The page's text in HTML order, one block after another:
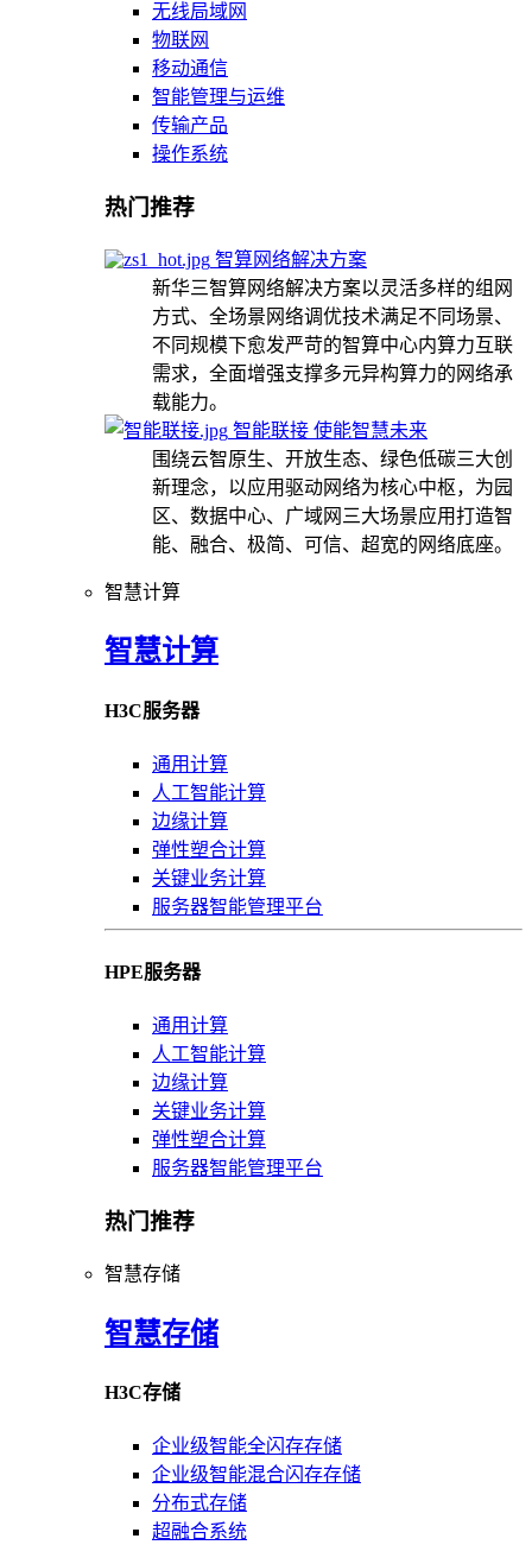
无线局域网
物联网
移动通信
智能管理与运维
传输产品
操作系统
热门推荐
智算网络解决方案
新华三智算网络解决方案以灵活多样的组网
方式、全场景网络调优技术满足不同场景、
不同规模下愈发严苛的智算中心内算力互联
需求，全面增强支撑多元异构算力的网络承
载能力。
智能联接 使能智慧未来
围绕云智原生、开放生态、绿色低碳三大创
新理念，以应用驱动网络为核心中枢，为园
区、数据中心、广域网三大场景应用打造智
能、融合、极简、可信、超宽的网络底座。
智慧计算
智慧计算
H3C服务器
通用计算
人工智能计算
边缘计算
弹性塑合计算
关键业务计算
服务器智能管理平台
HPE服务器
通用计算
人工智能计算
边缘计算
关键业务计算
弹性塑合计算
服务器智能管理平台
热门推荐
智慧存储
智慧存储
H3C存储
企业级智能全闪存存储
企业级智能混合闪存存储
分布式存储
超融合系统